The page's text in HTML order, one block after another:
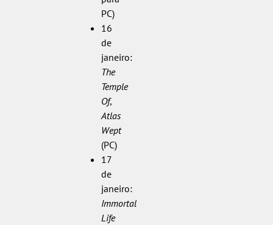
PC)
16
de
janeiro:
The
Temple
Of,
Atlas
Wept
(PC)
17
de
janeiro:
Immortal
Life